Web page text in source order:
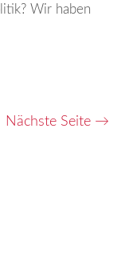
Wir haben
Nächste Seite →